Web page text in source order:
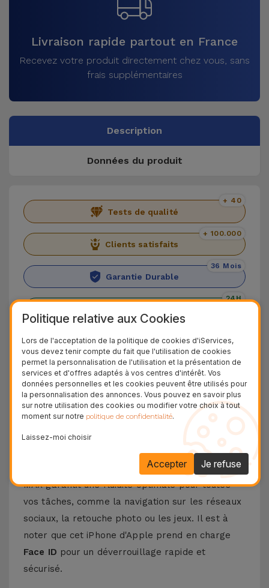
Livraison rapide partout en France
Recevez votre produit directement chez vous, sans
frais supplémentaires
Description
Données du produit
Tests de qualité
+ 40
Clients satisfaits
+ 100.000
Garantie Durable
36 Mois
24H
Découvrez l'iPhone XS Max
Découvrez l'iPhone XS Max, le modèle haut de
gamme d'Apple en 2018. Doté d'unécran OLED
Super Retina de 6,5 pouces, il est idéal pour
ceux qui souhaitent visionner leurs contenus
préférés avec des couleurs vives et une clarté
processeur A12 Bionic, l'iPhone XS
MAX garantit une fluidité optimale pour toutes
vos tâches, comme la navigation sur les réseaux
sociaux, la retouche photo ou les jeux. Il est à
noter que cet iPhone d'Apple prend en charge
Face ID pour un déverrouillage rapide et
sécurisé.
Politique relative aux Cookies
Lors de l'acceptation de la politique de cookies d'iServices,
vous devez tenir compte du fait que l'utilisation de cookies
permet la personnalisation de l'utilisation et la présentation de
services et d'offres adaptés à vos centres d'intérêt. Vos
données personnelles et les cookies peuvent être utilisés pour
la personnalisation des annonces. Vous pouvez en savoir plus
sur notre utilisation des cookies ou modifier votre choix à tout
moment sur notre politique de confidentialité.
Laissez-moi choisir
Je refuse
Accepter